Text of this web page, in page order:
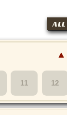
ALL
11 12